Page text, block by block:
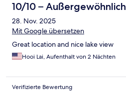
10/10 – Außergewöhnlich
28. Nov. 2025
Mit Google übersetzen
Great location and nice lake view
Hooi Lai, Aufenthalt von 2 Nächten
Verifizierte Bewertung